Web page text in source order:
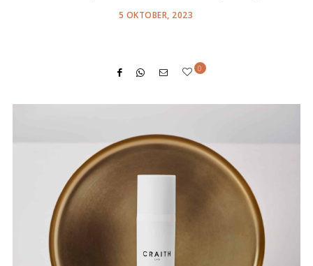
POSTED
5 OKTOBER, 2023
0